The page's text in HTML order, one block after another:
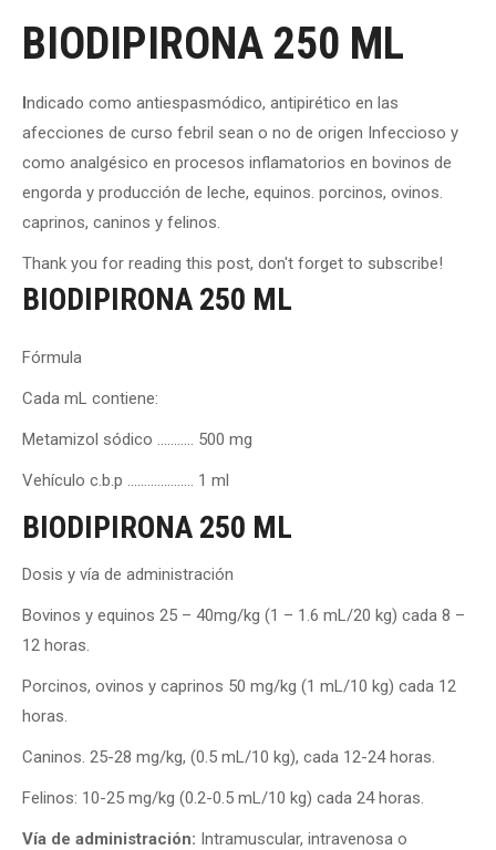
BIODIPIRONA 250 ML
Indicado como antiespasmódico, antipirético en las
afecciones de curso febril sean o no de origen Infeccioso y
como analgésico en procesos inflamatorios en bovinos de
engorda y producción de leche, equinos. porcinos, ovinos.
caprinos, caninos y felinos.
Thank you for reading this post, don't forget to subscribe!
BIODIPIRONA 250 ML
Fórmula
Cada mL contiene:
Metamizol sódico ……….. 500 mg
Vehículo c.b.p ……………….. 1 ml
BIODIPIRONA 250 ML
Dosis y vía de administración
Bovinos y equinos 25 – 40mg/kg (1 – 1.6 mL/20 kg) cada 8 –
12 horas.
Porcinos, ovinos y caprinos 50 mg/kg (1 mL/10 kg) cada 12
horas.
Caninos. 25-28 mg/kg, (0.5 mL/10 kg), cada 12-24 horas.
Felinos: 10-25 mg/kg (0.2-0.5 mL/10 kg) cada 24 horas.
Vía de administración: Intramuscular, intravenosa o